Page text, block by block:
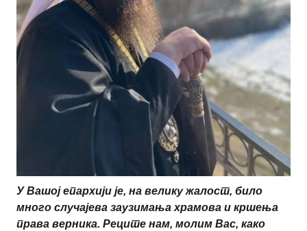
У Вашој епархији је, на велику жалост, било
много случајева заузимања храмова и кршења
права верника. Реците нам, молим Вас, како